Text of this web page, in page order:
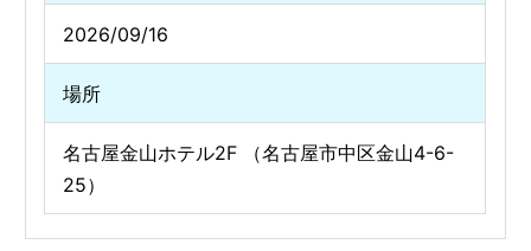
2026/09/16
場所
名古屋金山ホテル2F （名古屋市中区金山4-6-
25）